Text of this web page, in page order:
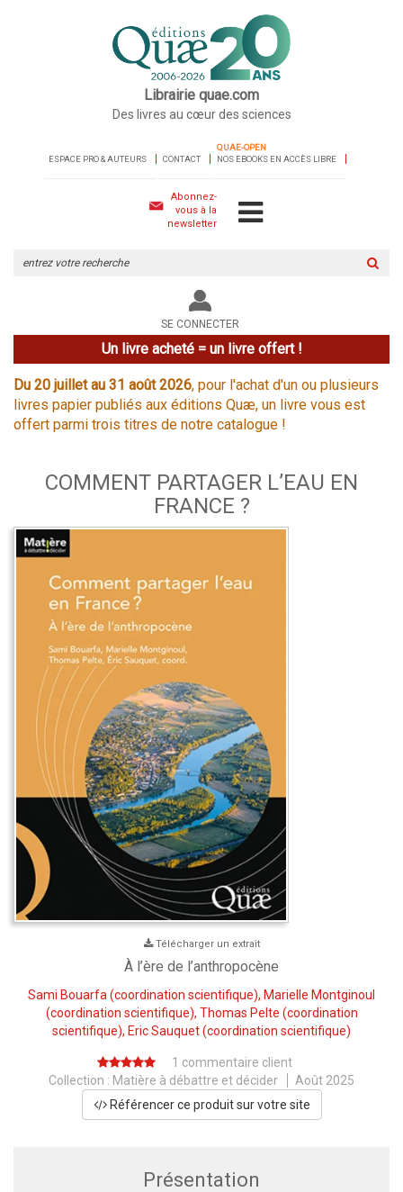
Librairie quae.com
Des livres au cœur des sciences
ESPACE PRO & AUTEURS CONTACT
QUAE-OPEN
NOS EBOOKS EN ACCÈS LIBRE
Abonnez-
vous à la
newsletter
le
site
SE CONNECTER
Un livre acheté = un livre offert !
Du 20 juillet au 31 août 2026, pour l'achat d'un ou plusieurs
livres papier publiés aux éditions Quæ, un livre vous est
offert parmi trois titres de notre catalogue !
COMMENT PARTAGER L’EAU EN
FRANCE ?
Télécharger un extrait
À l’ère de l’anthropocène
Sami Bouarfa (coordination scientifique), Marielle Montginoul
(coordination scientifique), Thomas Pelte (coordination
scientifique), Eric Sauquet(coordination scientifique)
1 commentaire client
Collection : Matière à débattre et décider
Août 2025
Référencer ce produit sur votre site
Présentation